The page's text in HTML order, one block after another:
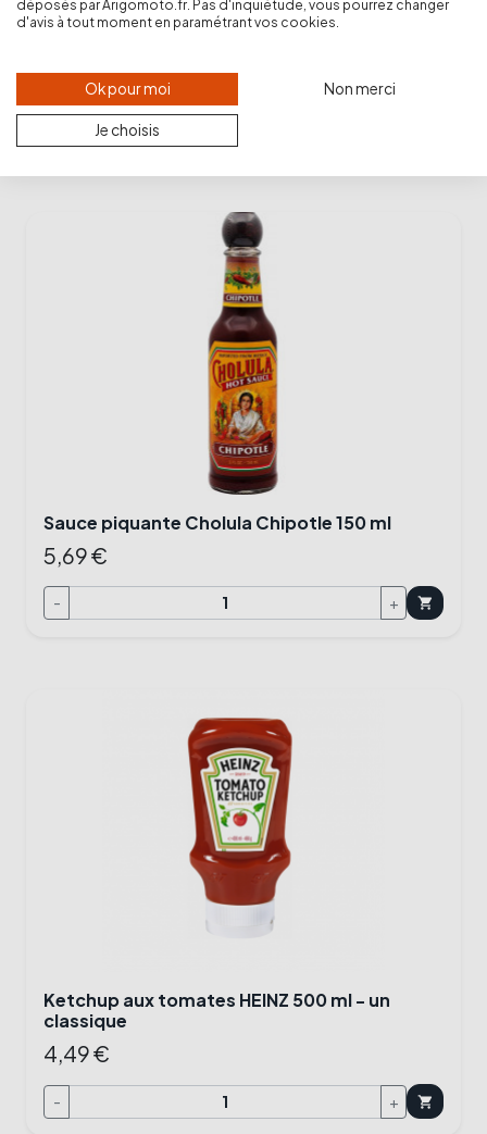
15,99 €
Sauce piquante Cholula Chipotle 150 ml
5,69 €
- + shopping_cart
Ketchup aux tomates HEINZ 500 ml - un
classique
4,49 €
- + shopping_cart
déposés par Arigomoto.fr. Pas d'inquiétude, vous pourrez changer
d'avis à tout moment en paramétrant vos cookies.
Ok pour moi Non merci
Je choisis